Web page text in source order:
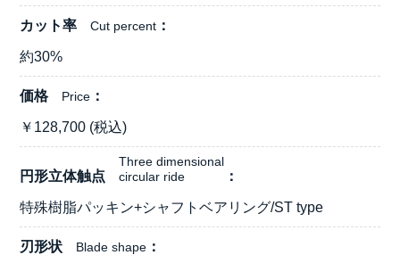
カット率 Cut percent
約30%
価格 Price
￥ 128,700 (税込)
円形立体触点
Three dimensional
circular ride
特殊樹脂パッキン+シャフトベアリング/ST type
刃形状 Blade shape